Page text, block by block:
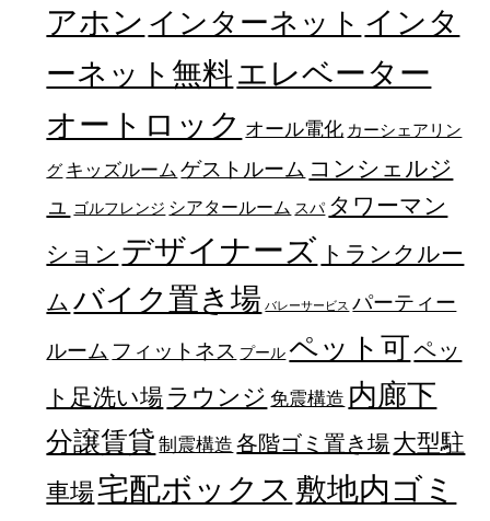
アホン インターネット インタ
ーネット無料エレベーター
オートロック オール電化 カーシェアリン
グ キッズルーム ゲストルーム コンシェルジ
ュ
ゴルフレンジ シアタールーム スパ タワーマン
ション デザイナーズ トランクルー
ム バイク置き場 バレーサービス パーティー
ルーム フィットネス プール ペット可ペッ
ト足洗い場 ラウンジ 免震構造 内廊下
分譲賃貸 制震構造 各階ゴミ置き場大型駐
車場宅配ボックス 敷地内ゴミ